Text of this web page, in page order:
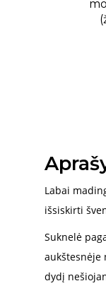
Labai
išsiskirti
Suknelė
aukštesnėje
dydį